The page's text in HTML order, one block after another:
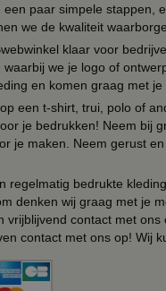
paar simpele stappen,
we de kwaliteit
klaar voor
we je logo of
en komen graag met
een t-shirt, trui, polo of
je bedrukken! Neem bij
je maken. Neem gerust
regelmatig bedrukte
denken wij graag met je
vrijblijvend contact met
contact met ons op! Wij